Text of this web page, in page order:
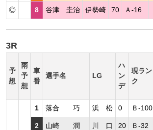
◎ 8 谷津 圭治 伊勢崎 70 Ａ-16
3R
予
想
雨
予
想
車
番
選手名 LG
ハ
ン
デ
現ラン
ク
1 落合 巧 浜 松 0 Ｂ-100
2 山崎 潤 川 口 20 Ｂ-32